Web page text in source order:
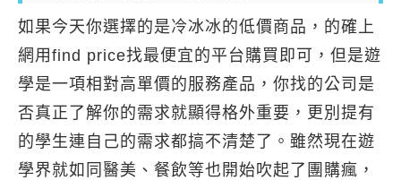
如果今天你選擇的是冷冰冰的低價商品，的確上
網用find price找最便宜的平台購買即可，但是遊
學是一項相對高單價的服務產品，你找的公司是
否真正了解你的需求就顯得格外重要，更別提有
的學生連自己的需求都搞不清楚了。雖然現在遊
學界就如同醫美、餐飲等也開始吹起了團購瘋，